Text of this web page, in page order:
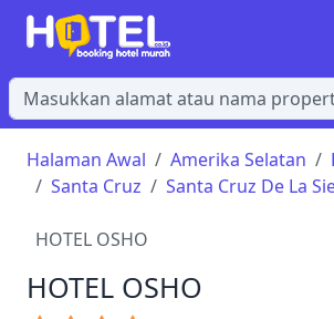
Halaman Awal Amerika Selatan
Santa Cruz
Santa Cruz De La
HOTEL OSHO
HOTEL OSHO